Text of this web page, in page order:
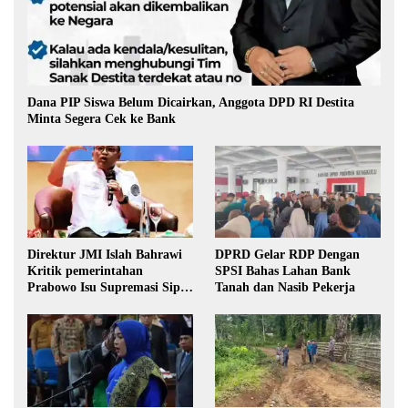
Dana PIP Siswa Belum Dicairkan, Anggota DPD RI Destita
Minta Segera Cek ke Bank
Direktur JMI Islah Bahrawi
Kritik pemerintahan
Prabowo Isu Supremasi Sipil,
Pilkada oleh DPRD
DPRD Gelar RDP Dengan
SPSI Bahas Lahan Bank
Tanah dan Nasib Pekerja